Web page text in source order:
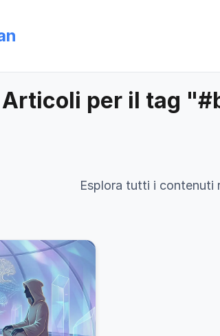
Articoli per il tag
Esplora tutti i contenuti